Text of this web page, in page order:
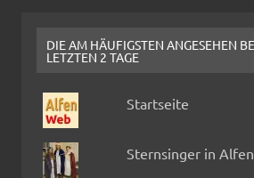
DIE AM HÄUFIGSTEN ANGESEHEN
LETZTEN 2 TAGE
Startseite
Sternsinger in Alfen